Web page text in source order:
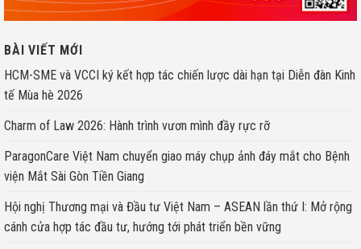
BÀI VIẾT MỚI
HCM-SME và VCCI ký kết hợp tác chiến lược dài hạn tại Diễn đàn Kinh
tế Mùa hè 2026
Charm of Law 2026: Hành trình vươn mình đầy rực rỡ
ParagonCare Việt Nam chuyển giao máy chụp ảnh đáy mắt cho Bệnh
viện Mắt Sài Gòn Tiền Giang
Hội nghị Thương mại và Đầu tư Việt Nam – ASEAN lần thứ I: Mở rộng
cánh cửa hợp tác đầu tư, hướng tới phát triển bền vững